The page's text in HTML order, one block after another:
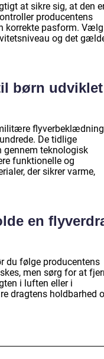
at sikre sig, at den
producentens
korrekte pasform. Vælg
og det
børn udviklet
De tidlige
gennem teknologisk
funktionelle og
der sikrer varme,
en
du følge producentens
men sørg for at
i luften eller i
dragtens holdbarhed